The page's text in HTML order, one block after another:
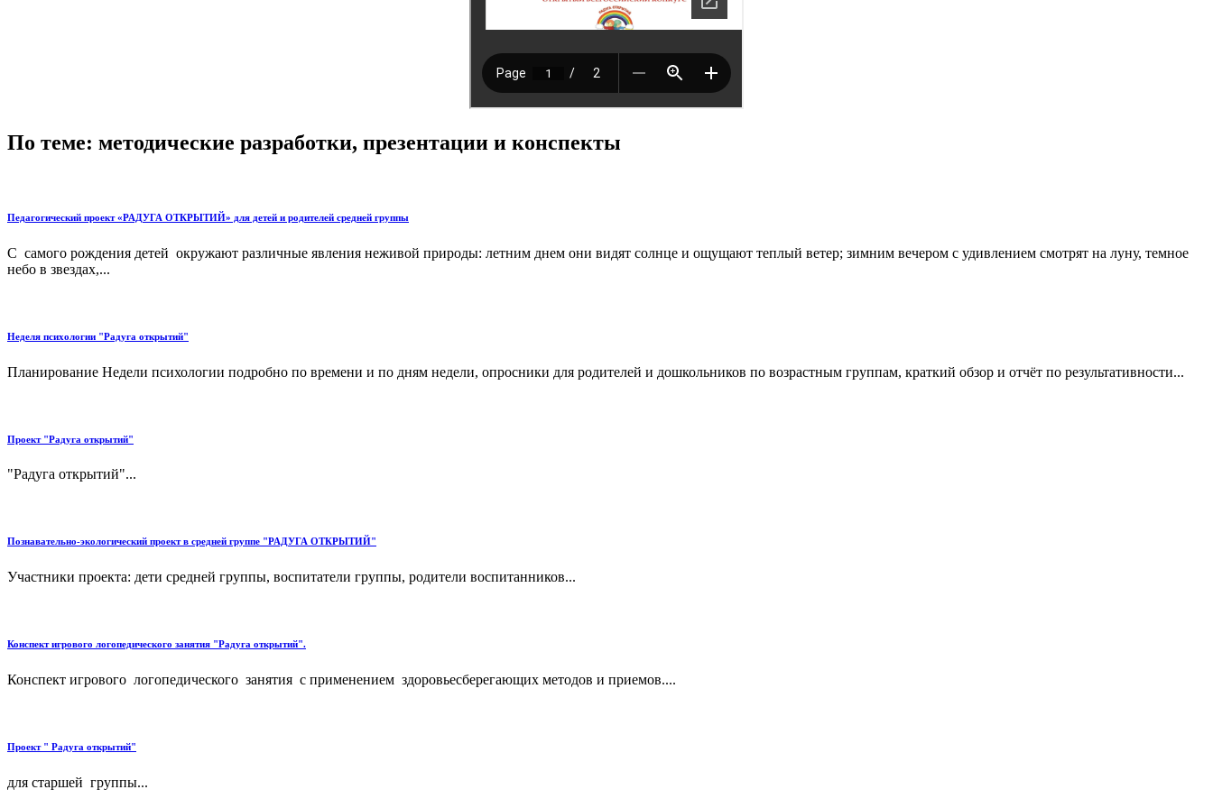
По теме: методические разработки, презентации и конспекты
Педагогический проект «РАДУГА ОТКРЫТИЙ» для детей и родителей средней группы
С самого рождения детей окружают различные явления неживой природы: летним днем они видят солнце и ощущают теплый ветер; зимним вечером с удивлением смотрят на луну, темное
небо в звездах,...
Неделя психологии "Радуга открытий"
Планирование Недели психологии подробно по времени и по дням недели, опросники для родителей и дошкольников по возрастным группам, краткий обзор и отчёт по результативности...
Проект "Радуга открытий"
"Радуга открытий"...
Познавательно-экологический проект в средней группе "РАДУГА ОТКРЫТИЙ"
Участники проекта: дети средней группы, воспитатели группы, родители воспитанников...
Конспект игрового логопедического занятия "Радуга открытий".
Конспект игрового логопедического занятия с применением здоровьесберегающих методов и приемов....
Проект " Радуга открытий"
для старшей группы...